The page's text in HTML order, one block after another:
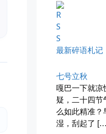
海林街头
黑龙江的空
📅 04-27 19:30 👤
最新碎语札记
七号立秋
嘎巴一下就凉
疑，二十四节
么如此精准？
湿，刮起了